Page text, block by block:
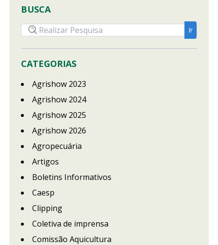
BUSCA
CATEGORIAS
Agrishow 2023
Agrishow 2024
Agrishow 2025
Agrishow 2026
Agropecuária
Artigos
Boletins Informativos
Caesp
Clipping
Coletiva de imprensa
Comissão Aquicultura